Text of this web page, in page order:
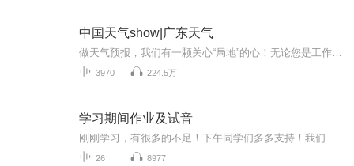
中国天气show|广东天气
3970 224.5万
学习期间作业及试音
26 8977